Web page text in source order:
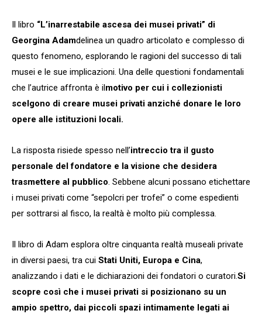
Il libro “L’inarrestabile ascesa dei musei privati” di
Georgina Adamdelinea un quadro articolato e complesso di
questo fenomeno, esplorando le ragioni del successo di tali
musei e le sue implicazioni. Una delle questioni fondamentali
che l’autrice affronta è il motivo per cui i collezionisti
scelgono di creare musei privati anziché donare le loro
opere alle istituzioni locali.
La risposta risiede spesso nell’intreccio tra il gusto
personale del fondatore e la visione che desidera
trasmettere al pubblico. Sebbene alcuni possano etichettare
i musei privati come “sepolcri per trofei” o come espedienti
per sottrarsi al fisco, la realtà è molto più complessa.
Il libro di Adam esplora oltre cinquanta realtà museali private
in diversi paesi, tra cui Stati Uniti, Europa e Cina,
analizzando i dati e le dichiarazioni dei fondatori o curatori.Si
scopre così che i musei privati si posizionano su un
ampio spettro, dai piccoli spazi intimamente legati ai